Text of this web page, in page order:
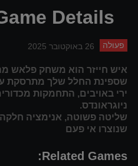
Details
פעולה 26 באוקטובר 2025
שספינת החלל שלך מתרסקת
ירי באויבים, התחמקות
ניוגראונדס.
שליטה פשוטה, אנימציה חלקה
שנוצרו אי פעם
Related Games: